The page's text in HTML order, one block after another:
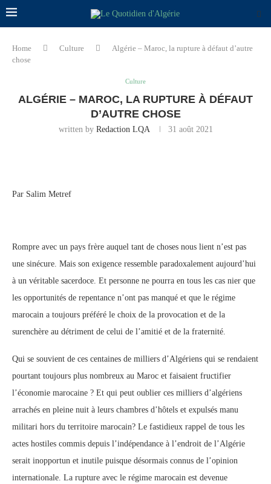
Home Culture
Algérie – Maroc, la rupture à défaut d’autre
chose
Culture
ALGÉRIE – MAROC, LA RUPTURE À DÉFAUT
D’AUTRE CHOSE
written by Redaction LQA 31 août 2021
Par Salim Metref
Rompre avec un pays frère auquel tant de choses nous lient n’est pas
une sinécure. Mais son exigence ressemble paradoxalement aujourd’hui
à un véritable sacerdoce. Et personne ne pourra en tous les cas nier que
les opportunités de repentance n’ont pas manqué et que le régime
marocain a toujours préféré le choix de la provocation et de la
surenchère au détriment de celui de l’amitié et de la fraternité.
Qui se souvient de ces centaines de milliers d’Algériens qui se rendaient
pourtant toujours plus nombreux au Maroc et faisaient fructifier
l’économie marocaine ? Et qui peut oublier ces milliers d’algériens
arrachés en pleine nuit à leurs chambres d’hôtels et expulsés manu
militari hors du territoire marocain? Le fastidieux rappel de tous les
actes hostiles commis depuis l’indépendance à l’endroit de l’Algérie
serait inopportun et inutile puisque désormais connus de l’opinion
internationale. La rupture avec le régime marocain est devenue